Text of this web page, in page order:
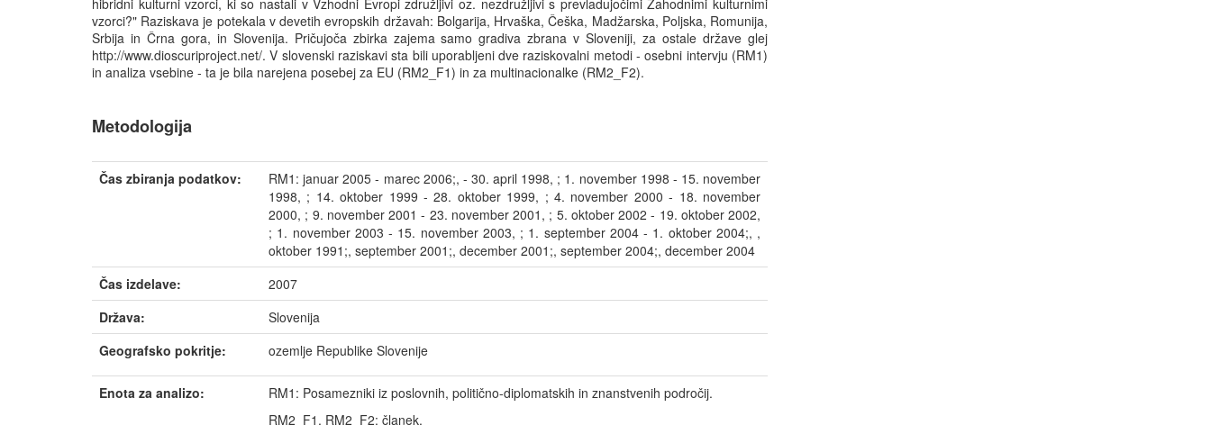
hibridni kulturni vzorci, ki so nastali v Vzhodni Evropi združljivi oz. nezdružljivi s prevladujočimi Zahodnimi kulturnimi
vzorci?" Raziskava je potekala v devetih evropskih državah: Bolgarija, Hrvaška, Češka, Madžarska, Poljska, Romunija,
Srbija in Črna gora, in Slovenija. Pričujoča zbirka zajema samo gradiva zbrana v Sloveniji, za ostale države glej
http://www.dioscuriproject.net/. V slovenski raziskavi sta bili uporabljeni dve raziskovalni metodi - osebni intervju (RM1)
in analiza vsebine - ta je bila narejena posebej za EU (RM2_F1) in za multinacionalke (RM2_F2).
Metodologija
Čas zbiranja podatkov:
RM1: januar 2005 - marec 2006;, - 30. april 1998, ; 1. november 1998 - 15. november
1998, ; 14. oktober 1999 - 28. oktober 1999, ; 4. november 2000 - 18. november
2000, ; 9. november 2001 - 23. november 2001, ; 5. oktober 2002 - 19. oktober 2002,
; 1. november 2003 - 15. november 2003, ; 1. september 2004 - 1. oktober 2004;, ,
oktober 1991;, september 2001;, december 2001;, september 2004;, december 2004
Čas izdelave:
2007
Država:
Slovenija
Geografsko pokritje:
ozemlje Republike Slovenije
Enota za analizo:
RM1: Posamezniki iz poslovnih, politično-diplomatskih in znanstvenih področij.
RM2_F1, RM2_F2: članek.